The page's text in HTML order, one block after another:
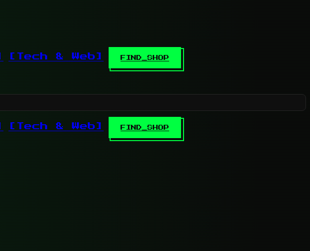
[Tech & Web] FIND_SHOP
[Tech & Web] FIND_SHOP